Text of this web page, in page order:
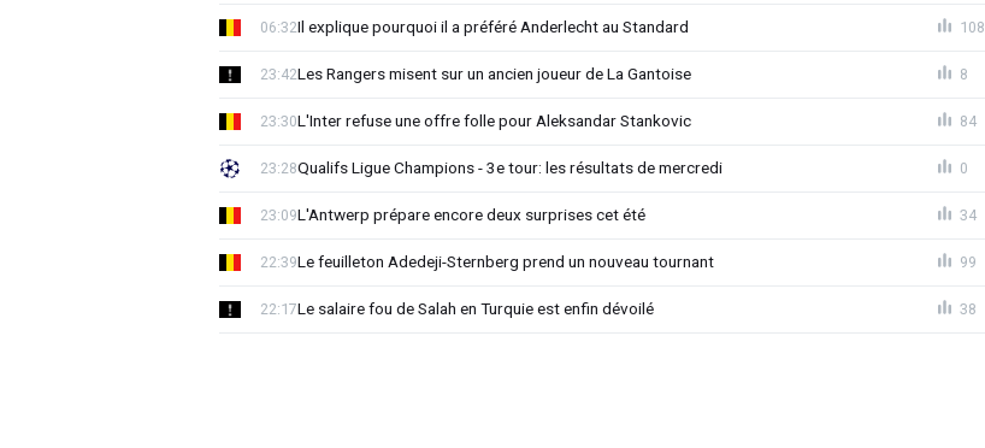
Il explique pourquoi il a préféré Anderlecht au Standard
06:32 108
Les Rangers misent sur un ancien joueur de La Gantoise
23:42 8
L'Inter refuse une offre folle pour Aleksandar Stankovic
23:30 84
Qualifs Ligue Champions - 3e tour: les résultats de mercredi
23:28 0
L'Antwerp prépare encore deux surprises cet été
23:09 34
Le feuilleton Adedeji-Sternberg prend un nouveau tournant
22:39 99
Le salaire fou de Salah en Turquie est enfin dévoilé
22:17 38